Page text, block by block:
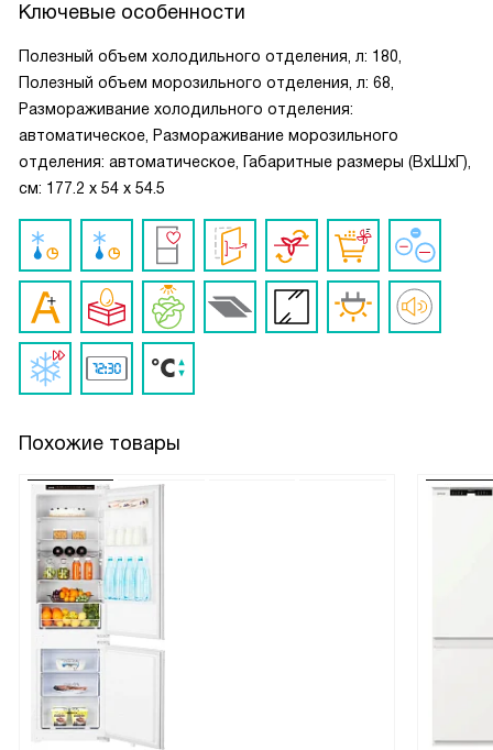
Ключевые особенности
Полезный объем холодильного отделения, л: 180,
Полезный объем морозильного отделения, л: 68,
Размораживание холодильного отделения:
автоматическое, Размораживание морозильного
отделения: автоматическое, Габаритные размеры (ВxШxГ),
см: 177.2 x 54 x 54.5
Похожие товары